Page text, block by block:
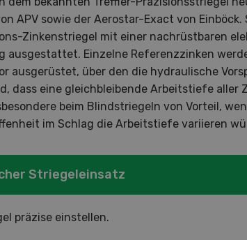
APV sowie der Aerostar-Exact von
Zinkenstriegel mit einer nachrüstbaren
ausgestattet. Einzelne Referenzzinken
ausgerüstet, über den die hydraulische
dass eine gleichbleibende Arbeitstiefe aller
beim Blindstriegeln von Vorteil,
im Schlag die Arbeitstiefe variieren
Striegeleinsatz
präzise einstellen.
SEP